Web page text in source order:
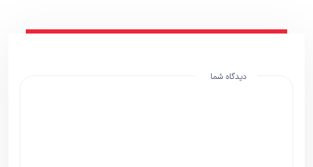
دیدگاه شما